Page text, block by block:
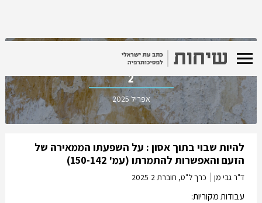
כרך ל"ט, חוברת
2
אפריל 2025
להיות שבוי בתוך אסון : על השפעתו הממאירה של
הזעם והאפשרות להתמרתו (עמ' 150-142)
ד"ר גבי מן כרך ל"ט, חוברת 2 2025
עבודות מקוריות: